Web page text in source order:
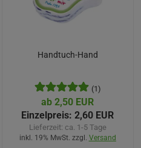
Handtuch-Hand
(1)
ab 2,50 EUR
Einzelpreis: 2,60 EUR
Lieferzeit: ca. 1-5 Tage
inkl. 19% MwSt. zzgl. Versand